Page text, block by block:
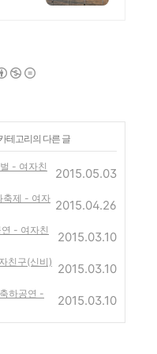
테고리의 다른 글
- 여자친
2015.05.03
축제 - 여자 2015.04.26
- 여자친
2015.03.10
친구(신비)
2015.03.10
하공연 -
2015.03.10